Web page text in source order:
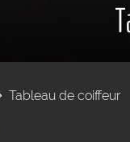
Tableau de coiffeur